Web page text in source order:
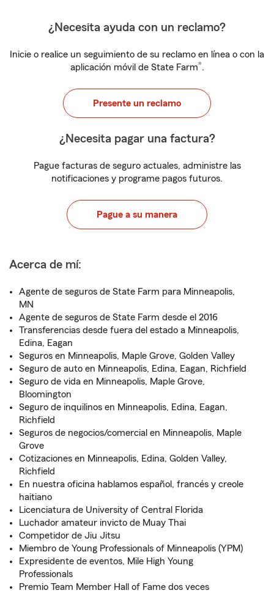
¿Necesita ayuda con un reclamo?
Inicie o realice un seguimiento de su reclamo en línea o con la
aplicación móvil de State Farm®.
Presente un reclamo
¿Necesita pagar una factura?
Pague facturas de seguro actuales, administre las
notificaciones y programe pagos futuros.
Pague a su manera
Acerca de mí:
Agente de seguros de State Farm para Minneapolis,
MN
Agente de seguros de State Farm desde el 2016
Transferencias desde fuera del estado a Minneapolis,
Edina, Eagan
Seguros en Minneapolis, Maple Grove, Golden Valley
Seguro de auto en Minneapolis, Edina, Eagan, Richfield
Seguro de vida en Minneapolis, Maple Grove,
Bloomington
Seguro de inquilinos en Minneapolis, Edina, Eagan,
Richfield
Seguros de negocios/comercial en Minneapolis, Maple
Grove
Cotizaciones en Minneapolis, Edina, Golden Valley,
Richfield
En nuestra oficina hablamos español, francés y creole
haitiano
Licenciatura de University of Central Florida
Luchador amateur invicto de Muay Thai
Competidor de Jiu Jitsu
Miembro de Young Professionals of Minneapolis (YPM)
Expresidente de eventos, Mile High Young
Professionals
Premio Team Member Hall of Fame dos veces